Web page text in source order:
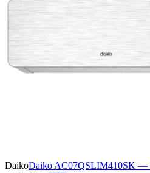
DaikoDaiko AC07QSLIM410SK